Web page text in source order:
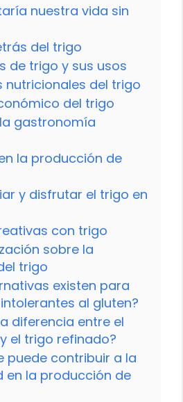
nuestra vida sin
del trigo
de trigo y sus usos
nutricionales del trigo
del trigo
gastronomía
la producción de
y disfrutar el trigo en
con trigo
sobre la
trigo
existen para
al gluten?
diferencia entre el
el trigo refinado?
puede contribuir a la
en la producción de